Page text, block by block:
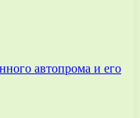
автопрома и его